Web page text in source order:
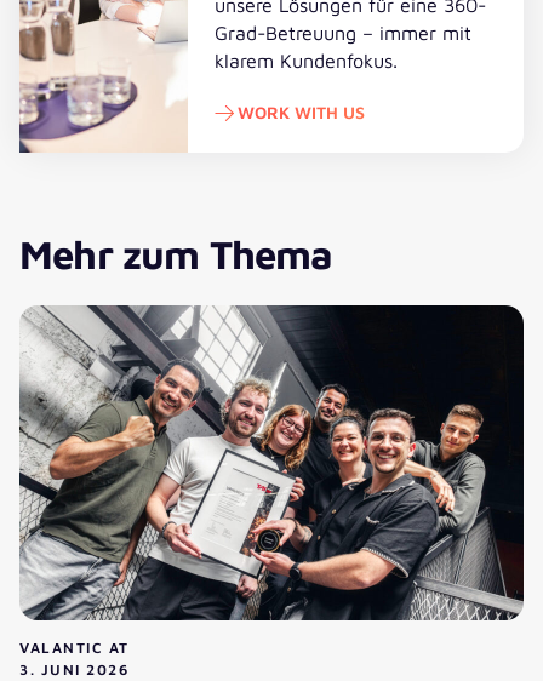
Grad-Betreuung – immer mit
klarem Kundenfokus.
WORK WITH US
Mehr zum Thema
VALANTIC AT
3. JUNI 2026